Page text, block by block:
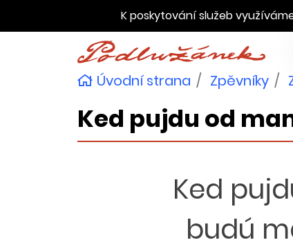
K poskytování služeb
Úvodní strana
Zpěvníky
Ked pujdu od
Ked
budú